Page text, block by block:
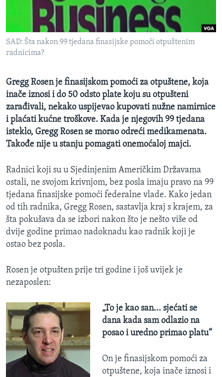
MAGAZIN
O GLASU AMERIKE
Learning English
PRATITE NAS
Jezici
SAD: Šta nakon 99 tjedana finasijske pomoći otpuštenim
radnicima?
Gregg Rosen je finasijskom pomoći za otpuštene, koja
inače iznosi i do 50 odsto plate koju su otpušteni
zarađivali, nekako uspijevao kupovati nužne namirnice
i plaćati kućne troškove. Kada je njegovih 99 tjedana
isteklo, Gregg Rosen se morao odreći medikamenata.
Takođe nije u stanju pomagati onemoćaloj majci.
Radnici koji su u Sjedinjenim Američkim Državama
ostali, ne svojom krivnjom, bez posla imaju pravo na 99
tjedana finasijske pomoći federalne vlade. Kako jedan
od tih radnika, Gregg Rosen, sastavlja kraj s krajem, za
šta pokušava da se izbori nakon što je nešto više od
dvije godine primao nadoknadu kao radnik koji je
ostao bez posla.
Rosen je otpušten prije tri godine i još uvijek je
nezaposlen:
„To je kao san... sjećati se
dana kada sam odlazio na
posao i uredno primao platu“
On je finasijskom pomoći za
otpuštene, koja inače iznosi i